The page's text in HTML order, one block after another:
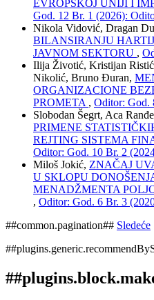
EVROPSKOJ UNIJI I
God. 12 Br. 1 (2026):
Nikola Vidović, Dragan
BILANSIRANJU
JAVNOM SEKTORU ,
Ilija Životić, Kristijan
Nikolić, Bruno Đuran,
ORGANIZACIONE
PROMETA , Oditor: God.
Slobodan Šegrt, Aca
PRIMENE
REJTING SISTEMA
Oditor: God. 10 Br. 2
Miloš Jokić, ZNAČAJ
U SKLOPU
MENADŽMENTA
, Oditor: God. 6 Br. 3
##common.pagination## Sledeće